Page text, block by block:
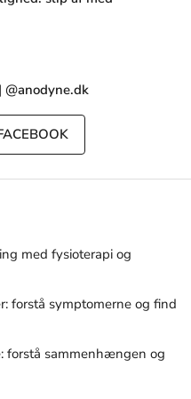
med fysioterapi og
forstå symptomerne og find
forstå sammenhængen og